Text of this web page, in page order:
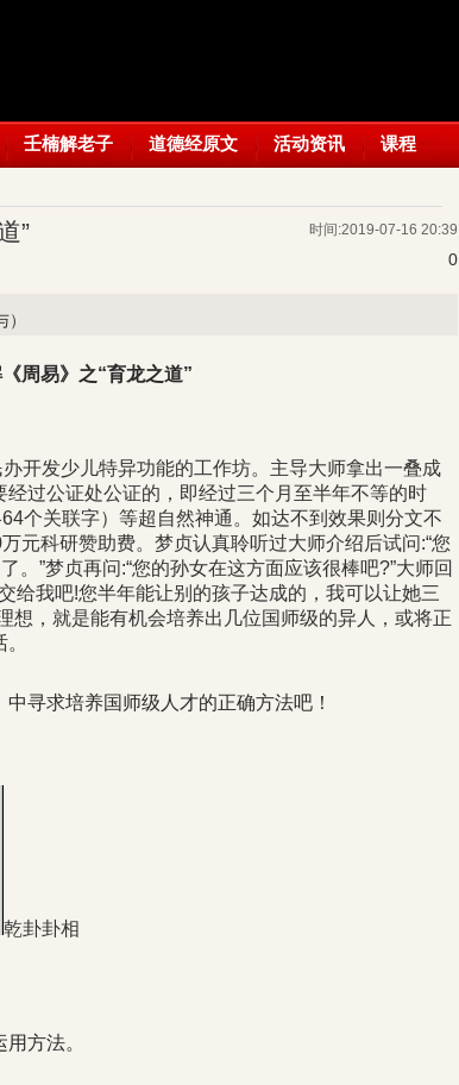
壬楠解老子 道德经原文 活动资讯 课程
时间:2019-07-16 20:39
”
0
周易》之“育龙之道”
开发少儿特异功能的工作坊。主导大师拿出一叠成
过公证处公证的，即经过三个月至半年不等的时
个关联字）等超自然神通。如达不到效果则分文不
元科研赞助费。梦贞认真聆听过大师介绍后试问:“您
。”梦贞再问:“您的孙女在这方面应该很棒吧?”大师回
给我吧!您半年能让别的孩子达成的，我可以让她三
想，就是能有机会培养出几位国师级的异人，或将正
寻求培养国师级人才的正确方法吧！
乾卦卦相
方法。